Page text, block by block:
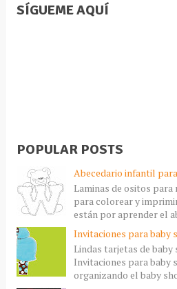
SÍGUEME AQUÍ
POPULAR POSTS
Abecedario infantil
Laminas de ositos
para colorear y
están por aprender el
Invitaciones para baby
Lindas tarjetas de
Invitaciones para baby
organizando el baby